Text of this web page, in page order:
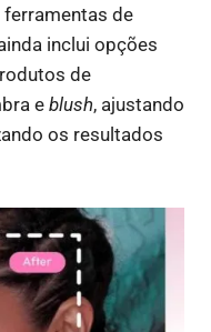
de
inclui opções
de
e blush, ajustando
os resultados